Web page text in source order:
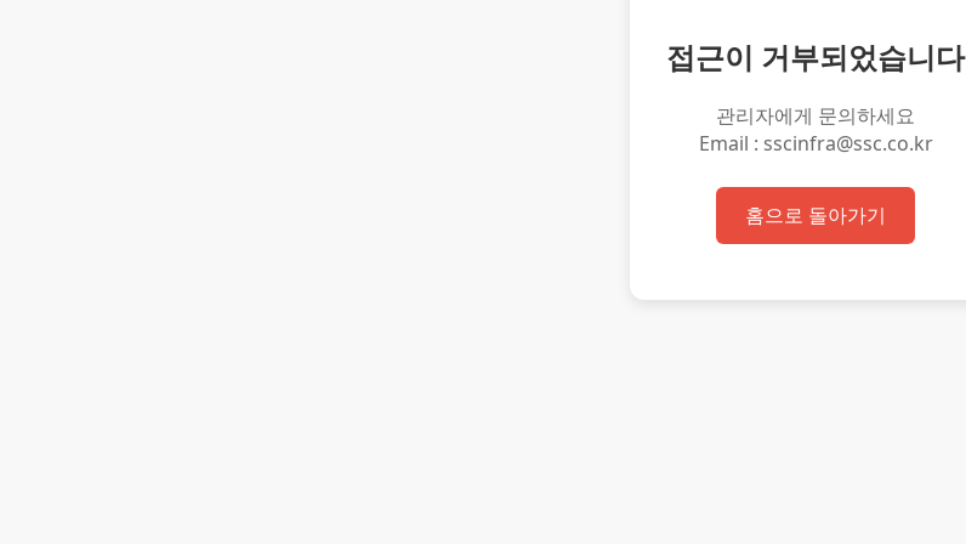
접근이 거부되었습니다
관리자에게 문의하세요
Email : sscinfra@ssc.co.kr
홈으로 돌아가기